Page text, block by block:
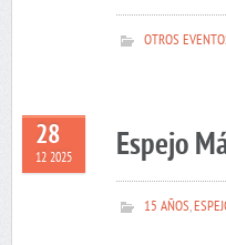
OTROS
28
12 2025 Espejo
15 AÑOS,